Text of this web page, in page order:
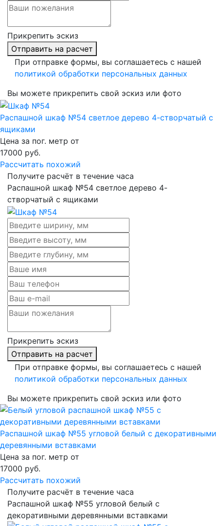
Прикрепить эскиз
Отправить на расчет
При отправке формы, вы соглашаетесь с нашей
политикой обработки персональных данных
Вы можете прикрепить свой эскиз или фото
Распашной шкаф №54 светлое дерево 4-створчатый с
ящиками
Цена за пог. метр от
17000 руб.
Рассчитать похожий
Получите расчёт в течение часа
Распашной шкаф №54 светлое дерево 4-
створчатый с ящиками
Прикрепить эскиз
Отправить на расчет
При отправке формы, вы соглашаетесь с нашей
политикой обработки персональных данных
Вы можете прикрепить свой эскиз или фото
Распашной шкаф №55 угловой белый с декоративными
деревянными вставками
Цена за пог. метр от
17000 руб.
Рассчитать похожий
Получите расчёт в течение часа
Распашной шкаф №55 угловой белый с
декоративными деревянными вставками